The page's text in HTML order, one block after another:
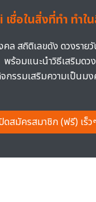
ชื่อในสิ่งที่ทำ ทำใ
คล สถิติเลขดัง ดวงราย
พร้อมแนะนำวิธีเสริมดวง
กรรมเสริมความเป็นม
ดสมัครสมาชิก (ฟรี) เร็